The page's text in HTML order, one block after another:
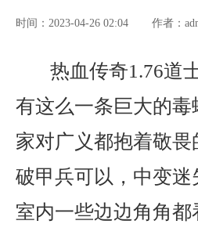
时间：2023-04-26 02:04 作者：
热血传奇1.76道
有这么一条巨大的
家对广义都抱着敬
破甲兵可以，中变
室内一些边边角角